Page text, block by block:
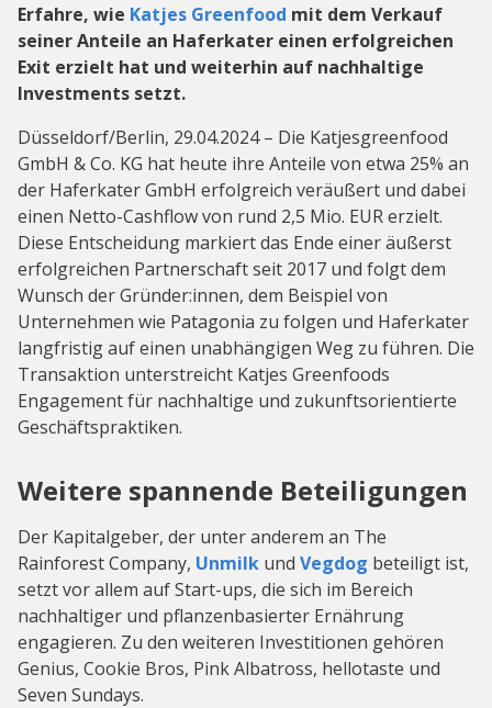
Erfahre, wie Katjes Greenfood mit dem Verkauf
seiner Anteile an Haferkater einen erfolgreichen
Exit erzielt hat und weiterhin auf nachhaltige
Investments setzt.
Düsseldorf/Berlin, 29.04.2024 – Die Katjesgreenfood
GmbH & Co. KG hat heute ihre Anteile von etwa 25% an
der Haferkater GmbH erfolgreich veräußert und dabei
einen Netto-Cashflow von rund 2,5 Mio. EUR erzielt.
Diese Entscheidung markiert das Ende einer äußerst
erfolgreichen Partnerschaft seit 2017 und folgt dem
Wunsch der Gründer:innen, dem Beispiel von
Unternehmen wie Patagonia zu folgen und Haferkater
langfristig auf einen unabhängigen Weg zu führen. Die
Transaktion unterstreicht Katjes Greenfoods
Engagement für nachhaltige und zukunftsorientierte
Geschäftspraktiken.
Weitere spannende Beteiligungen
Der Kapitalgeber, der unter anderem an The
Rainforest Company, Unmilk und Vegdog beteiligt ist,
setzt vor allem auf Start-ups, die sich im Bereich
nachhaltiger und pflanzenbasierter Ernährung
engagieren. Zu den weiteren Investitionen gehören
Genius, Cookie Bros, Pink Albatross, hellotaste und
Seven Sundays.